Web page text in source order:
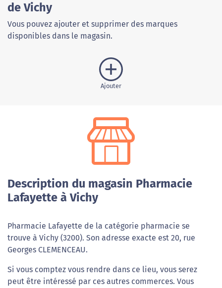
de Vichy
Vous pouvez ajouter et supprimer des marques
disponibles dans le magasin.
Ajouter
Description du magasin Pharmacie
Lafayette à Vichy
Pharmacie Lafayette de la catégorie pharmacie se
trouve à Vichy (3200). Son adresse exacte est 20, rue
Georges CLEMENCEAU.
Si vous comptez vous rendre dans ce lieu, vous serez
peut être intéressé par ces autres commerces. Vous